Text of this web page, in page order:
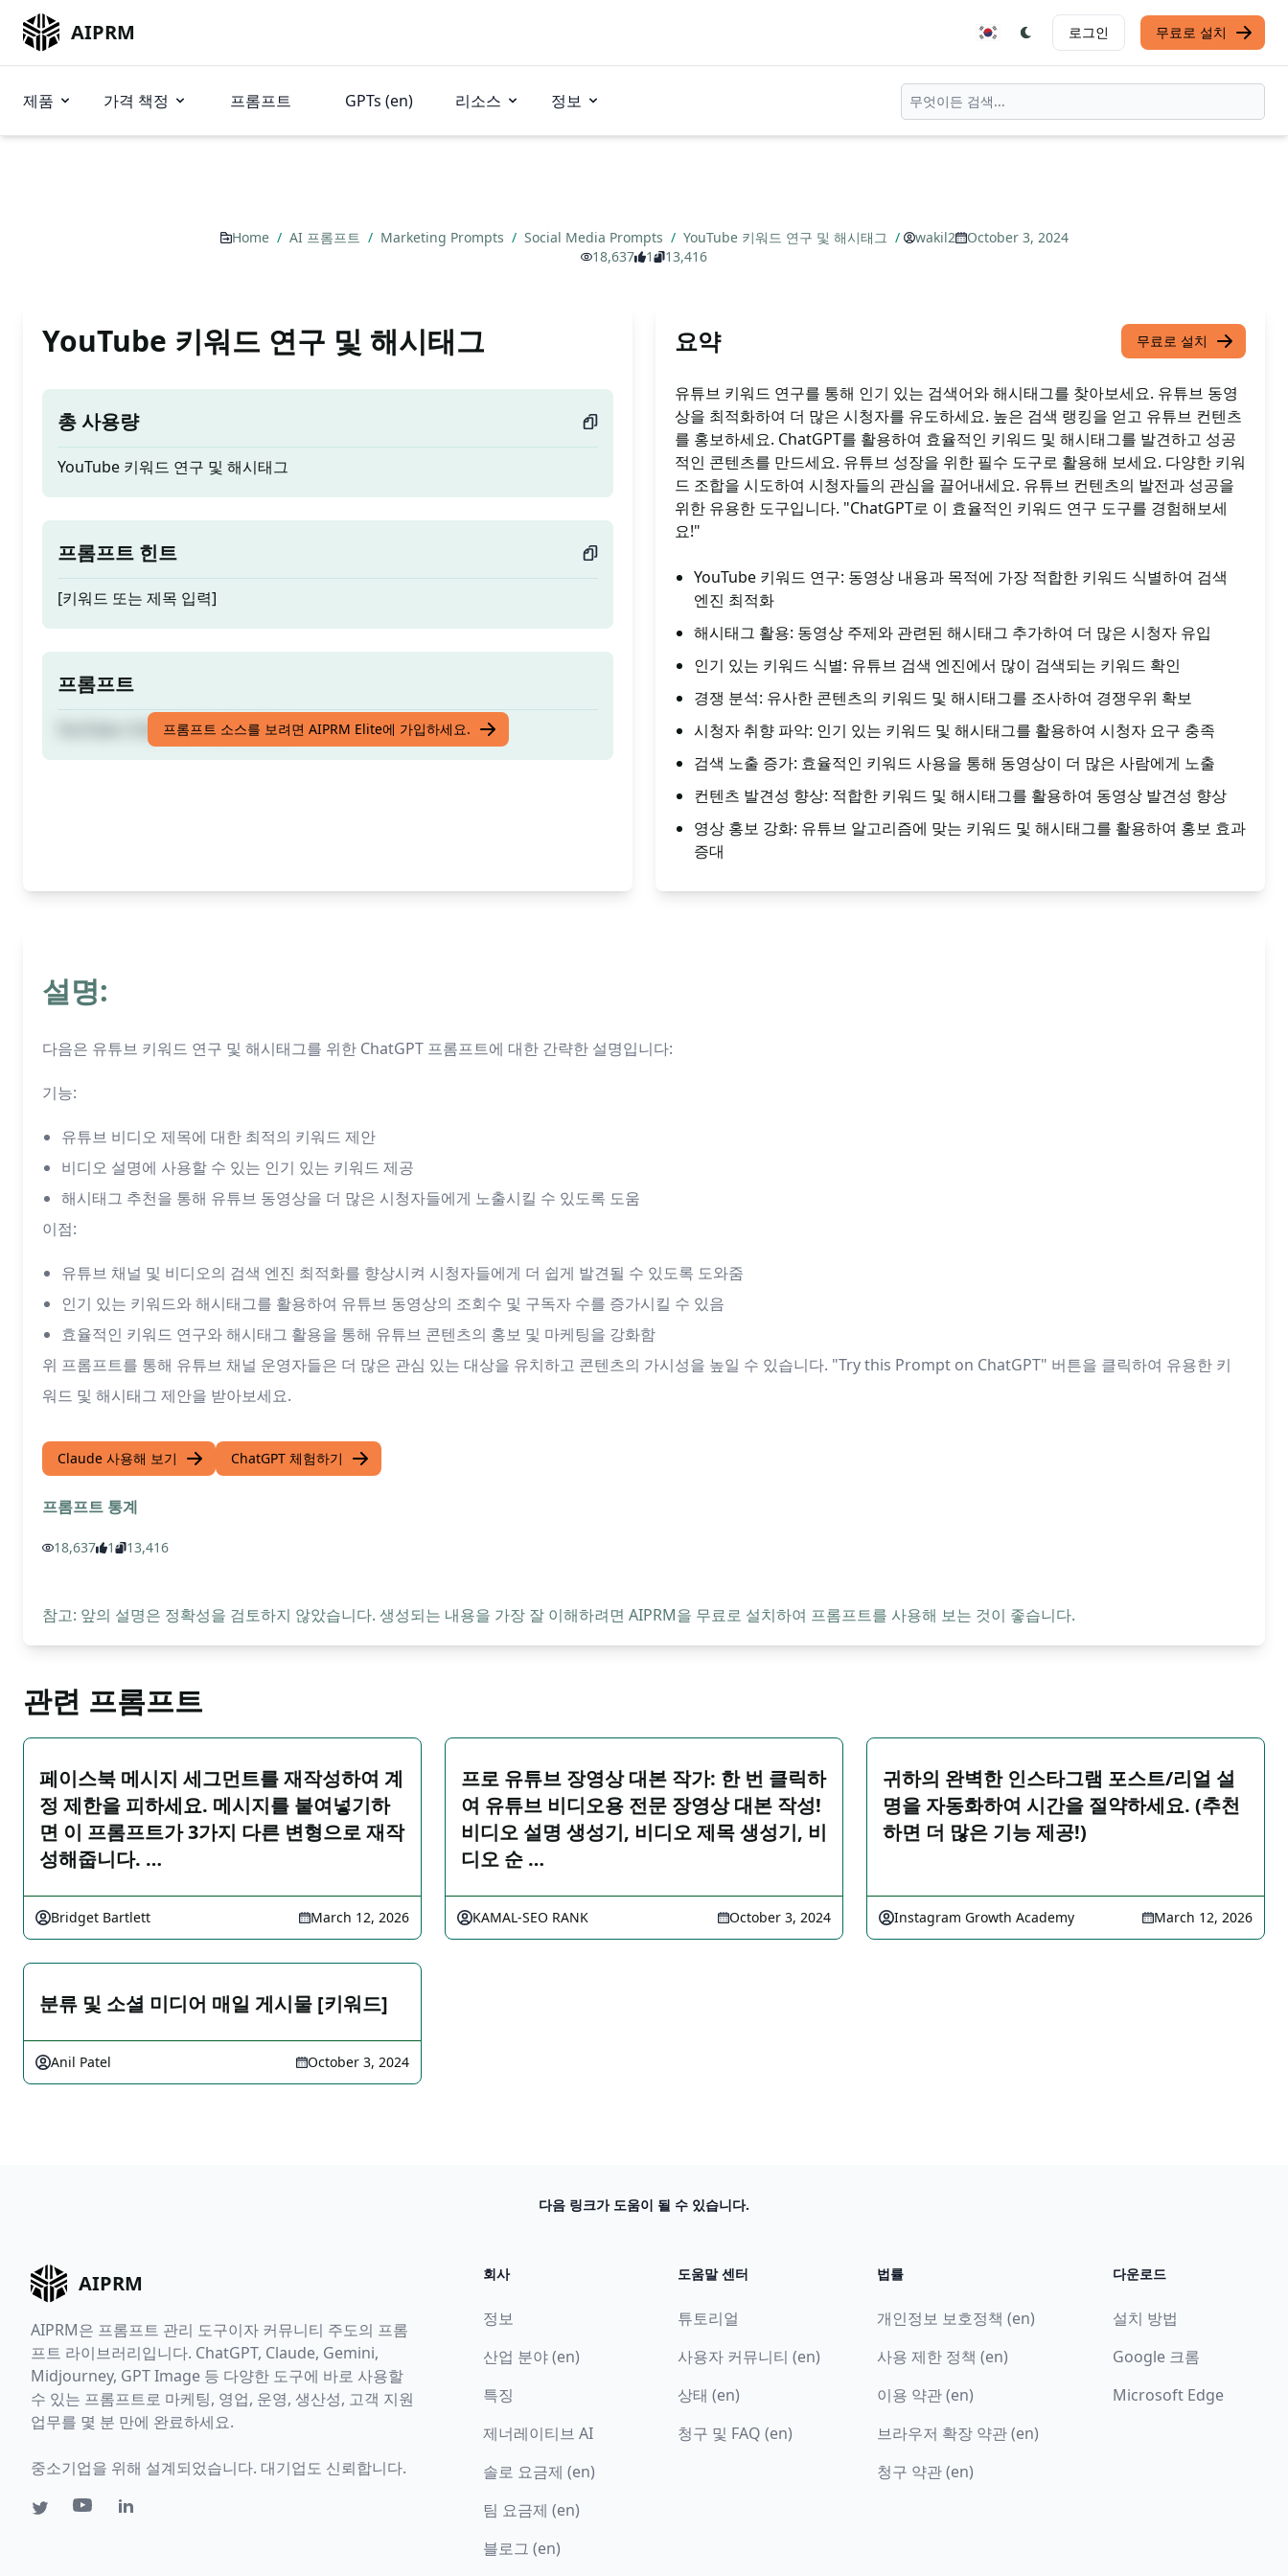
AIPRM 로그인 무료로 설치
제품 가격 책정 프롬프트 GPTs (en) 리소스 정보
Home / AI 프롬프트 / Marketing Prompts / Social Media Prompts / YouTube 키워드 연구 및 해시태그 / wakil2
October 3, 2024
18,637
1 13,416
YouTube 키워드 연구 및 해시태그
총 사용량
YouTube 키워드 연구 및 해시태그
프롬프트 힌트
[키워드 또는 제목 입력]
프롬프트
YouTube 키워드 연구 및 해시태그
프롬프트 소스를 보려면 AIPRM Elite에 가입하세요.
요약 무료로 설치
유튜브 키워드 연구를 통해 인기 있는 검색어와 해시태그를 찾아보세요. 유튜브 동영
상을 최적화하여 더 많은 시청자를 유도하세요. 높은 검색 랭킹을 얻고 유튜브 컨텐츠
를 홍보하세요. ChatGPT를 활용하여 효율적인 키워드 및 해시태그를 발견하고 성공
적인 콘텐츠를 만드세요. 유튜브 성장을 위한 필수 도구로 활용해 보세요. 다양한 키워
드 조합을 시도하여 시청자들의 관심을 끌어내세요. 유튜브 컨텐츠의 발전과 성공을
위한 유용한 도구입니다. "ChatGPT로 이 효율적인 키워드 연구 도구를 경험해보세
요!"
YouTube 키워드 연구: 동영상 내용과 목적에 가장 적합한 키워드 식별하여 검색
엔진 최적화
해시태그 활용: 동영상 주제와 관련된 해시태그 추가하여 더 많은 시청자 유입
인기 있는 키워드 식별: 유튜브 검색 엔진에서 많이 검색되는 키워드 확인
경쟁 분석: 유사한 콘텐츠의 키워드 및 해시태그를 조사하여 경쟁우위 확보
시청자 취향 파악: 인기 있는 키워드 및 해시태그를 활용하여 시청자 요구 충족
검색 노출 증가: 효율적인 키워드 사용을 통해 동영상이 더 많은 사람에게 노출
컨텐츠 발견성 향상: 적합한 키워드 및 해시태그를 활용하여 동영상 발견성 향상
영상 홍보 강화: 유튜브 알고리즘에 맞는 키워드 및 해시태그를 활용하여 홍보 효과
증대
설명:
다음은 유튜브 키워드 연구 및 해시태그를 위한 ChatGPT 프롬프트에 대한 간략한 설명입니다:
기능:
유튜브 비디오 제목에 대한 최적의 키워드 제안
비디오 설명에 사용할 수 있는 인기 있는 키워드 제공
해시태그 추천을 통해 유튜브 동영상을 더 많은 시청자들에게 노출시킬 수 있도록 도움
이점:
유튜브 채널 및 비디오의 검색 엔진 최적화를 향상시켜 시청자들에게 더 쉽게 발견될 수 있도록 도와줌
인기 있는 키워드와 해시태그를 활용하여 유튜브 동영상의 조회수 및 구독자 수를 증가시킬 수 있음
효율적인 키워드 연구와 해시태그 활용을 통해 유튜브 콘텐츠의 홍보 및 마케팅을 강화함
위 프롬프트를 통해 유튜브 채널 운영자들은 더 많은 관심 있는 대상을 유치하고 콘텐츠의 가시성을 높일 수 있습니다. "Try this Prompt on ChatGPT" 버튼을 클릭하여 유용한 키
워드 및 해시태그 제안을 받아보세요.
Claude 사용해 보기 ChatGPT 체험하기
프롬프트 통계
18,637 1 13,416
참고: 앞의 설명은 정확성을 검토하지 않았습니다. 생성되는 내용을 가장 잘 이해하려면 AIPRM을 무료로 설치하여 프롬프트를 사용해 보는 것이 좋습니다.
관련 프롬프트
페이스북 메시지 세그먼트를 재작성하여 계
정 제한을 피하세요. 메시지를 붙여넣기하
면 이 프롬프트가 3가지 다른 변형으로 재작
성해줍니다. …
Bridget Bartlett March 12, 2026
프로 유튜브 장영상 대본 작가: 한 번 클릭하
여 유튜브 비디오용 전문 장영상 대본 작성!
비디오 설명 생성기, 비디오 제목 생성기, 비
디오 순 …
KAMAL-SEO RANK October 3, 2024
귀하의 완벽한 인스타그램 포스트/리얼 설
명을 자동화하여 시간을 절약하세요. (추천
하면 더 많은 기능 제공!)
Instagram Growth Academy March 12, 2026
분류 및 소셜 미디어 매일 게시물 [키워드]
Anil Patel October 3, 2024
다음 링크가 도움이 될 수 있습니다.
AIPRM
AIPRM은 프롬프트 관리 도구이자 커뮤니티 주도의 프롬
프트 라이브러리입니다. ChatGPT, Claude, Gemini,
Midjourney, GPT Image 등 다양한 도구에 바로 사용할
수 있는 프롬프트로 마케팅, 영업, 운영, 생산성, 고객 지원
업무를 몇 분 만에 완료하세요.
중소기업을 위해 설계되었습니다. 대기업도 신뢰합니다.
회사
정보
산업 분야 (en)
특징
제너레이티브 AI
솔로 요금제 (en)
팀 요금제 (en)
블로그 (en)
도움말 센터
튜토리얼
사용자 커뮤니티 (en)
상태 (en)
청구 및 FAQ (en)
법률
개인정보 보호정책 (en)
사용 제한 정책 (en)
이용 약관 (en)
브라우저 확장 약관 (en)
청구 약관 (en)
다운로드
설치 방법
Google 크롬
Microsoft Edge